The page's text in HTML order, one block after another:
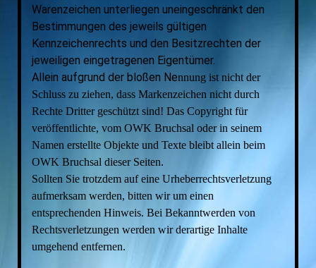
Warenzeichen unterliegen uneingeschränkt den
Bestimmungen des jeweils gültigen
Kennzeichenrechts und den Besitzrechten der
jeweiligen eingetragenen Eigentümer.
Allein aufgrund der bloßen Nennung ist nicht der
Schluss zu ziehen, dass Markenzeichen nicht durch
Rechte Dritter geschützt sind! Das Copyright für
veröffentlichte, vom OWK Bruchsal oder in seinem
Namen erstellte Objekte und Texte bleibt allein beim
OWK Bruchsal dieser Seiten.
Sollten Sie trotzdem auf eine Urheberrechtsverletzung
aufmerksam werden, bitten wir um einen
entsprechenden Hinweis. Bei Bekanntwerden von
Rechtsverletzungen werden wir derartige Inhalte
umgehend entfernen.